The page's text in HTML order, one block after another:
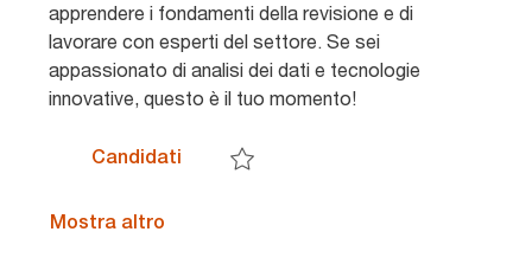
z
i
o
n
o
r
i
a
u
c
apprendere i fondamenti della revisione e di
lavorare con esperti del settore. Se sei
appassionato di analisi dei dati e tecnologie
innovative, questo è il tuo momento!
CandidatiStage Audit LABO - Napoli [ADT]
Mostra altro